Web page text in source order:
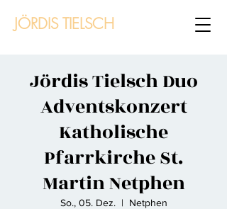
JÖRDIS TIELSCH
Jördis Tielsch Duo
Adventskonzert
Katholische
Pfarrkirche St.
Martin Netphen
So., 05. Dez.
  |
Netphen